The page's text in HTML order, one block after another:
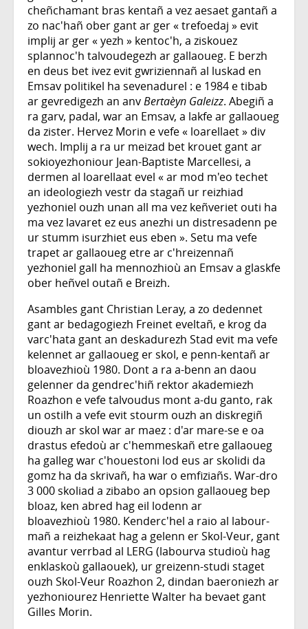
cheñchamant bras kentañ a vez aesaet gantañ a
zo nac'hañ ober gant ar ger « trefoedaj » evit
implij ar ger « yezh » kentoc'h, a ziskouez
splannoc'h talvoudegezh ar gallaoueg. E berzh
en deus bet ivez evit gwriziennañ al luskad en
Emsav politikel ha sevenadurel : e 1984 e tibab
ar gevredigezh an anvBertaèyn Galeizz. Abegiñ a
ra garv, padal, war an Emsav, a lakfe ar gallaoueg
da zister. Hervez Morin e vefe « loarellaet » div
wech. Implij a ra ur meizad bet krouet gant ar
sokioyezhoniour Jean-Baptiste Marcellesi, a
dermen al loarellaat evel « ar mod m'eo techet
an ideologiezh vestr da stagañ ur reizhiad
yezhoniel ouzh unan all ma vez keñveriet outi ha
ma vez lavaret ez eus anezhi un distresadenn pe
ur stumm isurzhiet eus eben ». Setu ma vefe
trapet ar gallaoueg etre ar c'hreizennañ
yezhoniel gall ha mennozhioù an Emsav a glaskfe
ober heñvel outañ e Breizh.
Asambles gant Christian Leray, a zo dedennet
gant ar bedagogiezh Freinet eveltañ, e krog da
varc'hata gant an deskadurezh Stad evit ma vefe
kelennet ar gallaoueg er skol, e penn-kentañ ar
bloavezhioù 1980. Dont a ra a-benn an daou
gelenner da gendrec'hiñ rektor akademiezh
Roazhon e vefe talvoudus mont a-du ganto, rak
un ostilh a vefe evit stourm ouzh an diskregiñ
diouzh ar skol war ar maez : d'ar mare-se e oa
drastus efedoù ar c'hemmeskañ etre gallaoueg
ha galleg war c'houestoni lod eus ar skolidi da
gomz ha da skrivañ, ha war o emfiziañs. War-dro
3 000 skoliad a zibabo an opsion gallaoueg bep
bloaz, ken abred hag eil lodenn ar
bloavezhioù 1980. Kenderc'hel a raio al labour-
mañ a reizhekaat hag a gelenn er Skol-Veur, gant
avantur verrbad al LERG (labourva studioù hag
enklaskoù gallaouek), ur greizenn-studi staget
ouzh Skol-Veur Roazhon 2, dindan baeroniezh ar
yezhoniourez Henriette Walter ha bevaet gant
Gilles Morin.